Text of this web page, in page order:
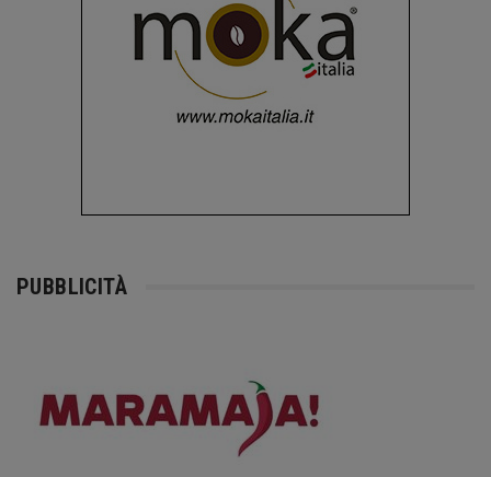
PUBBLICITÀ